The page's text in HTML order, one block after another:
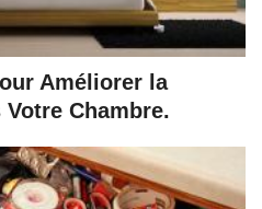
Améliorer la
Chambre.